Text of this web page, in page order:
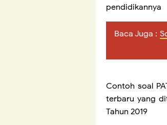
pendidikannya
Baca Juga :
Contoh soal
terbaru yang
Tahun 2019